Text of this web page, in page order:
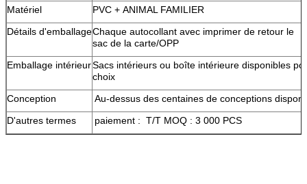
Matériel
PVC + ANIMAL FAMILIER
Détails d'emballageChaque autocollant avec imprimer de retour le
sac de la carte/OPP
Emballage intérieurSacs intérieurs ou boîte intérieure disponibles
choix
Conception
Au-dessus des centaines de conceptions
D'autres termes
paiement : T/T MOQ : 3 000 PCS